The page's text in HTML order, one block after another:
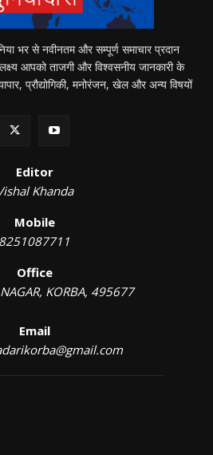
भर से नवीनतम और सम्पूर्ण समाचार प्रदान
आपको ताजगी और विश्वसनीय जानकारी के
प्रौद्योगिकी, मनोरंजन, खेल और अन्य विषयों
Editor
Khanda
Mobile
8251087711
Office
KORBA, 495677
Email